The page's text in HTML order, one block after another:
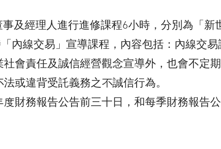
及經理人進行進修課程6小時，分別為「
內線交易」宣導課程，內容包括：內線交
會責任及誠信經營觀念宣導外，也會不定
或違背受託義務之不誠信行為。
財務報告公告前三十日，和每季財務報告